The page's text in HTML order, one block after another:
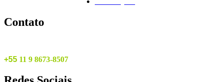
Contato
+55 11 9 8673-8507